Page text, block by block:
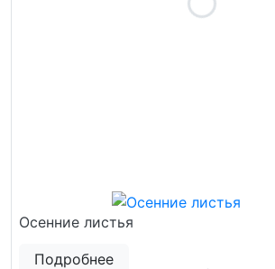
Осенние листья
Подробнее